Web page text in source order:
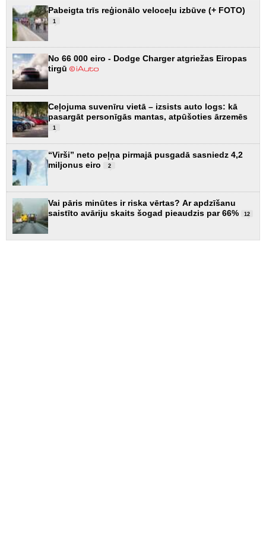
Pabeigta trīs reģionālo veloceļu izbūve (+ FOTO)
1
No 66 000 eiro - Dodge Charger atgriežas Eiropas
tirgū
Ceļojuma suvenīru vietā – izsists auto logs: kā
pasargāt personīgās mantas, atpūšoties ārzemēs
1
“Virši” neto peļņa pirmajā pusgadā sasniedz 4,2
miljonus eiro
2
Vai pāris minūtes ir riska vērtas? Ar apdzīšanu
saistīto avāriju skaits šogad pieaudzis par 66%
12